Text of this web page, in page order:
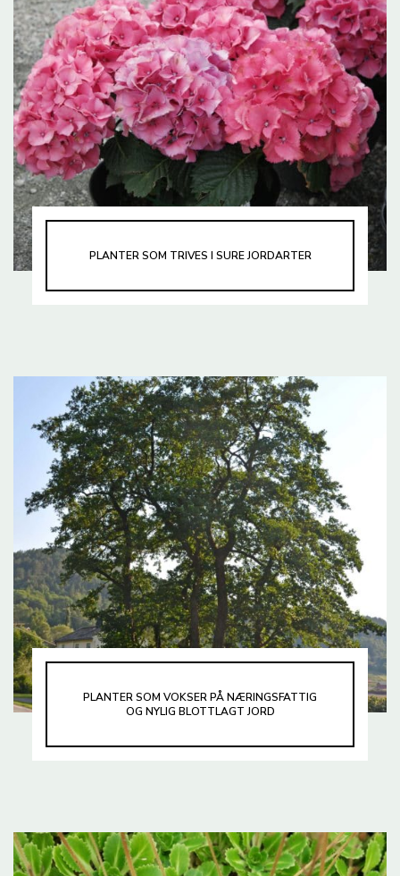
PLANTER SOM TRIVES I SURE JORDARTER
PLANTER SOM VOKSER PÅ NÆRINGSFATTIG
OG NYLIG BLOTTLAGT JORD